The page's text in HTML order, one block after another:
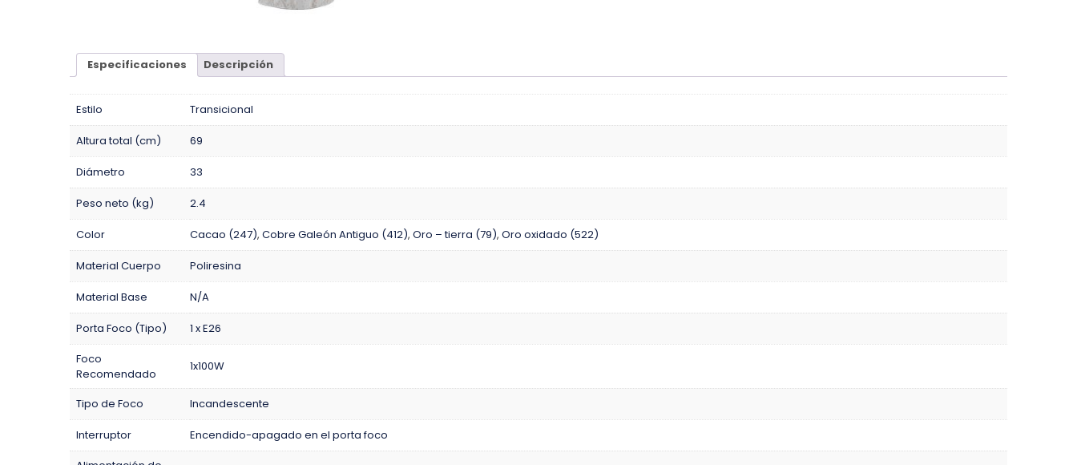
Especificaciones Descripción
Estilo Transicional
Altura total (cm) 69
Diámetro 33
Peso neto (kg) 2.4
Color Cacao (247), Cobre Galeón Antiguo (412), Oro – tierra (79), Oro oxidado (522)
Material Cuerpo Poliresina
Material Base N/A
Porta Foco (Tipo)
1 x E26
Foco
Recomendado
1x100W
Tipo de Foco Incandescente
Interruptor
Encendido-apagado en el porta foco